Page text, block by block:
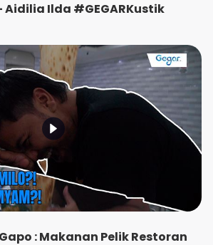
Aidilia Ilda #GEGARKustik
: Makanan Pelik Restoran